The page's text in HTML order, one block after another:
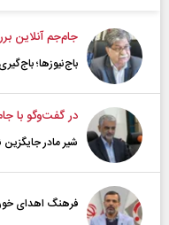
جام‌جم آنلاین
باج‌نیوزها؛
در گفت‌و‌گو با
شیر مادر جایگزین
فرهنگ اهدای